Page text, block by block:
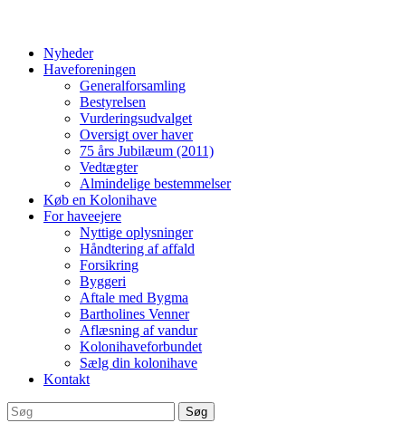
Nyheder
Haveforeningen
Generalforsamling
Bestyrelsen
Vurderingsudvalget
Oversigt over haver
75 års Jubilæum (2011)
Vedtægter
Almindelige bestemmelser
Køb en Kolonihave
For haveejere
Nyttige oplysninger
Håndtering af affald
Forsikring
Byggeri
Aftale med Bygma
Bartholines Venner
Aflæsning af vandur
Kolonihaveforbundet
Sælg din kolonihave
Kontakt
Søg